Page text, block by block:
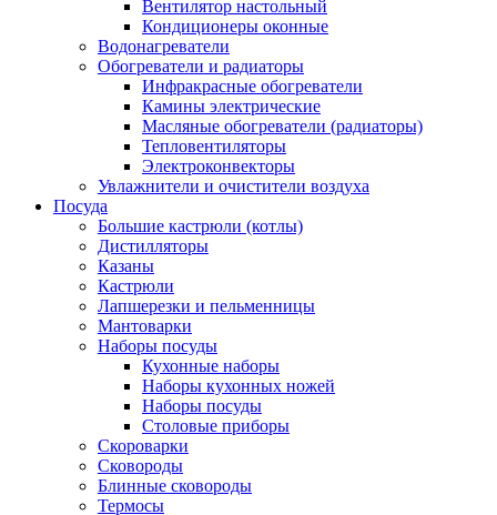
Вентилятор настольный
Кондиционеры оконные
Водонагреватели
Обогреватели и радиаторы
Инфракрасные обогреватели
Камины электрические
Масляные обогреватели (радиаторы)
Тепловентиляторы
Электроконвекторы
Увлажнители и очистители воздуха
Посуда
Большие кастрюли (котлы)
Дистилляторы
Казаны
Кастрюли
Лапшерезки и пельменницы
Мантоварки
Наборы посуды
Кухонные наборы
Наборы кухонных ножей
Наборы посуды
Столовые приборы
Скороварки
Сковороды
Блинные сковороды
Термосы